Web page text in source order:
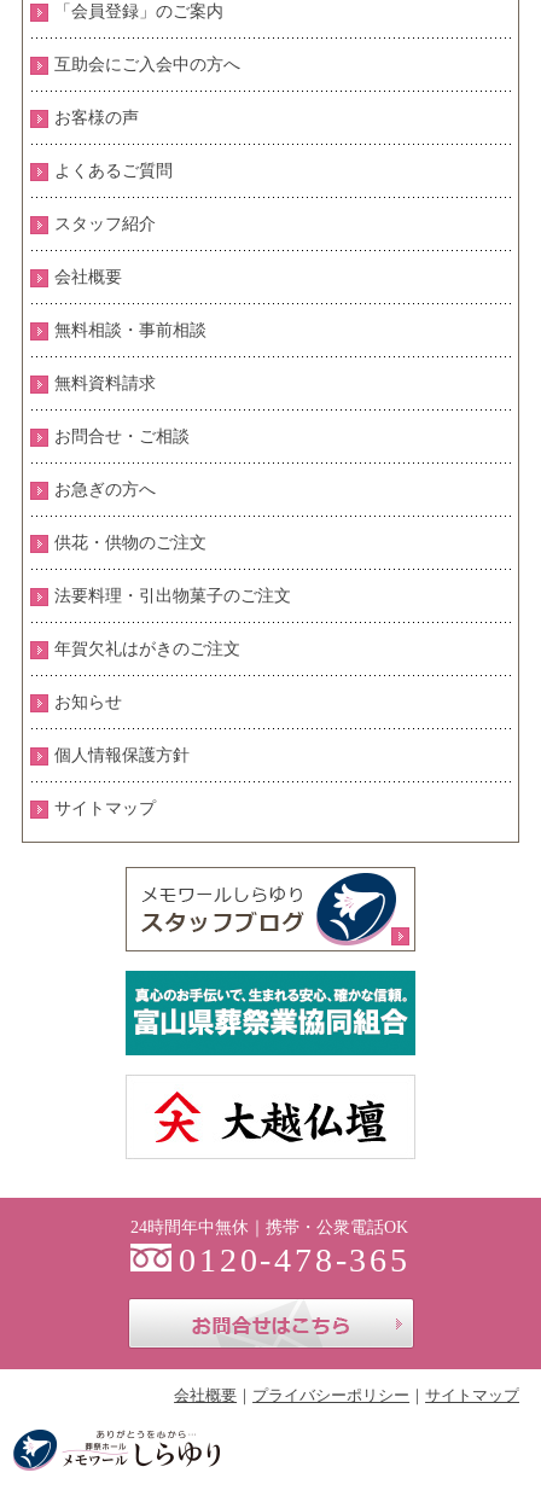
「会員登録」のご案内
互助会にご入会中の方へ
お客様の声
よくあるご質問
スタッフ紹介
会社概要
無料相談・事前相談
無料資料請求
お問合せ・ご相談
お急ぎの方へ
供花・供物のご注文
法要料理・引出物菓子のご注文
年賀欠礼はがきのご注文
お知らせ
個人情報保護方針
サイトマップ
24時間年中無休｜携帯・公衆電話OK
0120-478-365
会社概要 プライバシーポリシー サイトマップ